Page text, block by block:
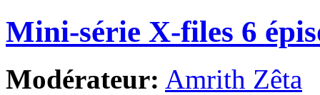
Mini-série X-files 6
Modérateur: Amrith Zêta